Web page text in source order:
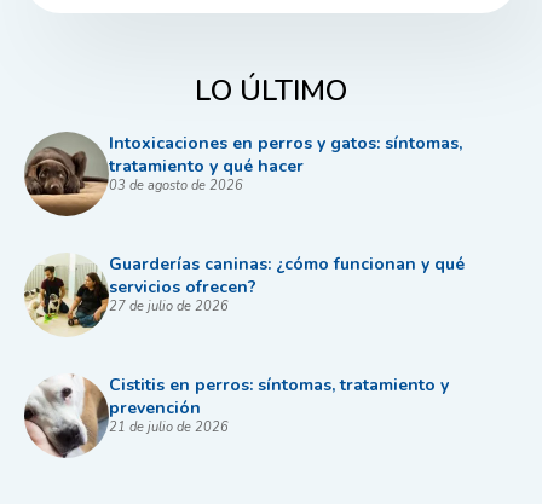
LO ÚLTIMO
Intoxicaciones en perros y gatos: síntomas,
tratamiento y qué hacer
03 de agosto de 2026
Guarderías caninas: ¿cómo funcionan y qué
servicios ofrecen?
27 de julio de 2026
Cistitis en perros: síntomas, tratamiento y
prevención
21 de julio de 2026